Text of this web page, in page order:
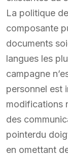
La politique
composante
documents
langues les
campagne
personnel est
modifications
des
pointerdu
en omettant